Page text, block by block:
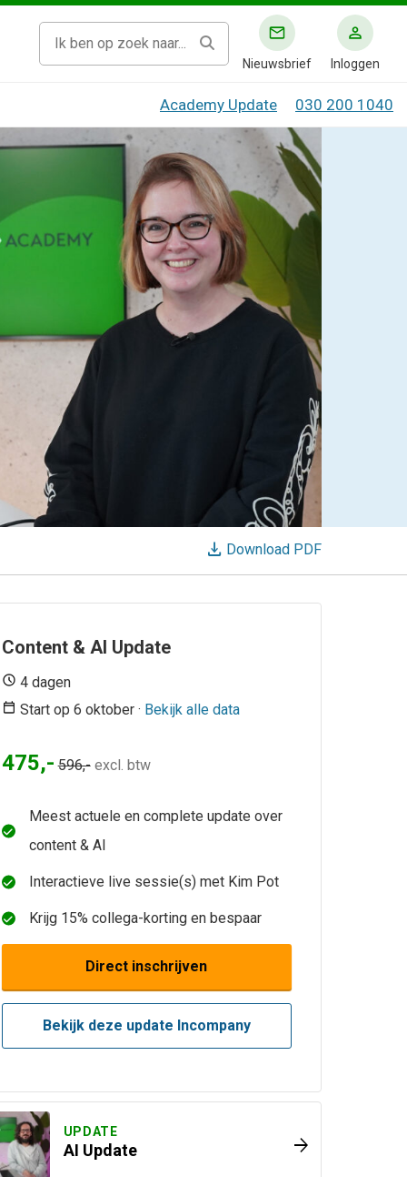
Nieuwsbrief Inloggen
Academy Update 030 200 1040
download Download PDF
Content & AI Update
4 dagen
Start op 6 oktober · Bekijk alle data
Direct inschrijven
Bekijk deze update Incompany
475,- 596,- excl. btw
Meest actuele en complete update over
content & AI
Interactieve live sessie(s) met Kim Pot
Krijg 15% collega-korting en bespaar
UPDATE
AI Update arrow_forward